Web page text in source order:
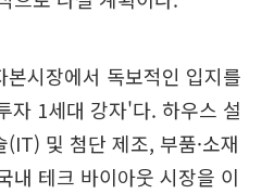
시장에서 독보적인 입지를
자 1세대 강자'다. 하우스 설
및 첨단 제조, 부품·소재
내 테크 바이아웃 시장을 이